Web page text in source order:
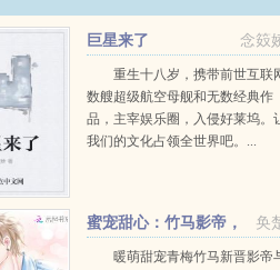
念笯
巨星来了
重生十八岁，携带前世互联
数艘超级航空母舰和无数经典作
品，主宰娱乐圈，入侵好莱坞。
我们的文化占领全世界吧。...
奂
蜜宠甜心：竹马影帝，
亲一个！
暖萌甜宠青梅竹马新晋影帝